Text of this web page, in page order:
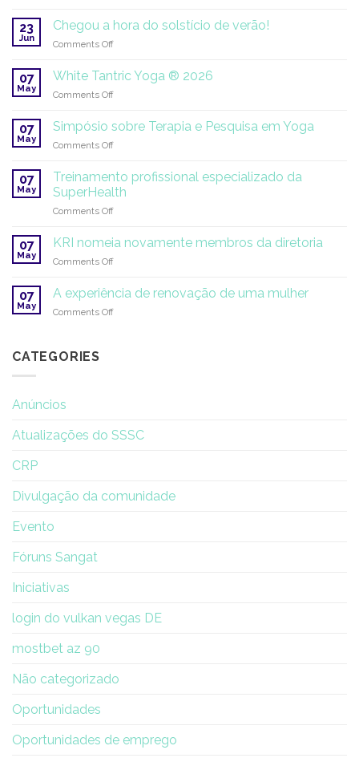
da
|
2026–
do
Gurmat
23
Jun
Chegou a hora do solstício de verão!
Comments Offon
a
hora
de
07
May
White Tantric Yoga ® 2026
Comments Offon
Tantric
Yoga
07
May
Simpósio sobre Terapia e Pesquisa em Yoga
Comments Offon
sobre
Terapia
e
Pesquisa
Yoga
07
May
Treinamento profissional especializado da
SuperHealth
Comments Offon
especializado
07
May
KRI nomeia novamente membros da diretoria
Comments Offon
nomeia
novamente
07
May
A experiência de renovação de uma mulher
Comments Offon
CATEGORIES
Anúncios
Atualizações do SSSC
CRP
Divulgação da comunidade
Evento
Fóruns Sangat
Iniciativas
login do vulkan vegas DE
mostbet az 90
Não categorizado
Oportunidades
Oportunidades de emprego